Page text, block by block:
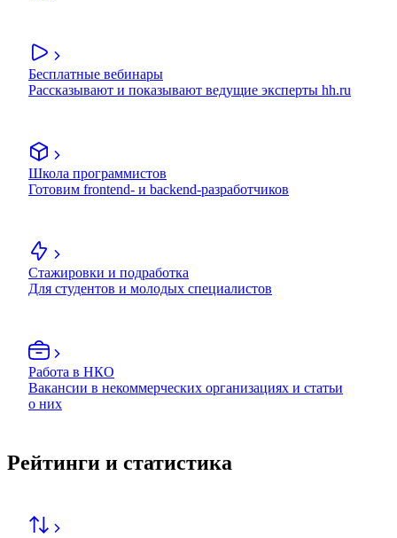
Бесплатные вебинары
Рассказывают и показывают ведущие эксперты hh.ru
Школа программистов
Готовим frontend- и backend-разработчиков
Стажировки и подработка
Для студентов и молодых специалистов
Работа в НКО
Вакансии в некоммерческих организациях и статьи
о них
Рейтинги и статистика